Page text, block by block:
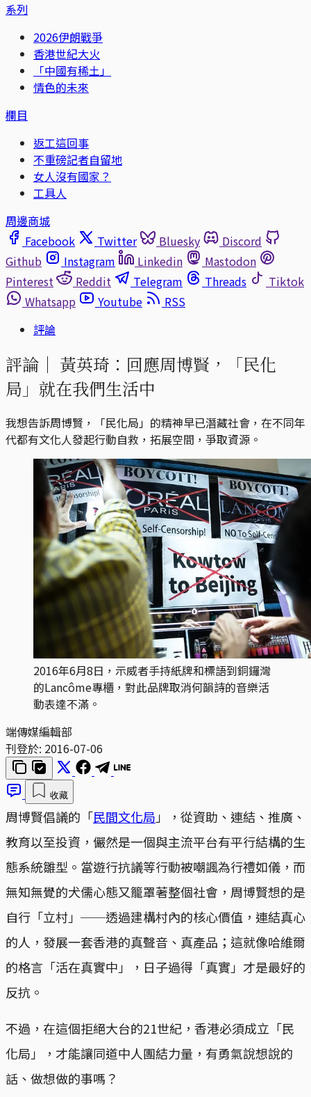
系列
2026伊朗戰爭
香港世紀大火
「中國有稀土」
情色的未來
欄目
返工這回事
不重磅記者自留地
女人沒有國家？
工具人
周邊商城
Facebook
Twitter Bluesky
Discord
Github
Instagram Linkedin
Mastodon
Pinterest
Reddit Telegram Threads
Tiktok
Whatsapp
Youtube
RSS
評論
評論｜ 黃英琦：回應周博賢，「民化
局」就在我們生活中
我想告訴周博賢，「民化局」的精神早已潛藏社會，在不同年
代都有文化人發起行動自救，拓展空間，爭取資源。
2016年6月8日，示威者手持紙牌和標語到銅鑼灣
的Lancôme專櫃，對此品牌取消何韻詩的音樂活
動表達不滿。
端傳媒編輯部
刊登於: 2016-07-06
收藏
周博賢倡議的「民間文化局 」，從資助、連結、推廣、
教育以至投資，儼然是一個與主流平台有平行結構的生
態系統雛型。當遊行抗議等行動被嘲諷為行禮如儀，而
無知無覺的犬儒心態又籠罩著整個社會，周博賢想的是
自行「立村」──透過建構村內的核心價值，連結真心
的人，發展一套香港的真聲音、真產品；這就像哈維爾
的格言「活在真實中」，日子過得「真實」才是最好的
反抗。
不過，在這個拒絕大台的21世紀，香港必須成立「民
化局」，才能讓同道中人團結力量，有勇氣說想說的
話、做想做的事嗎？